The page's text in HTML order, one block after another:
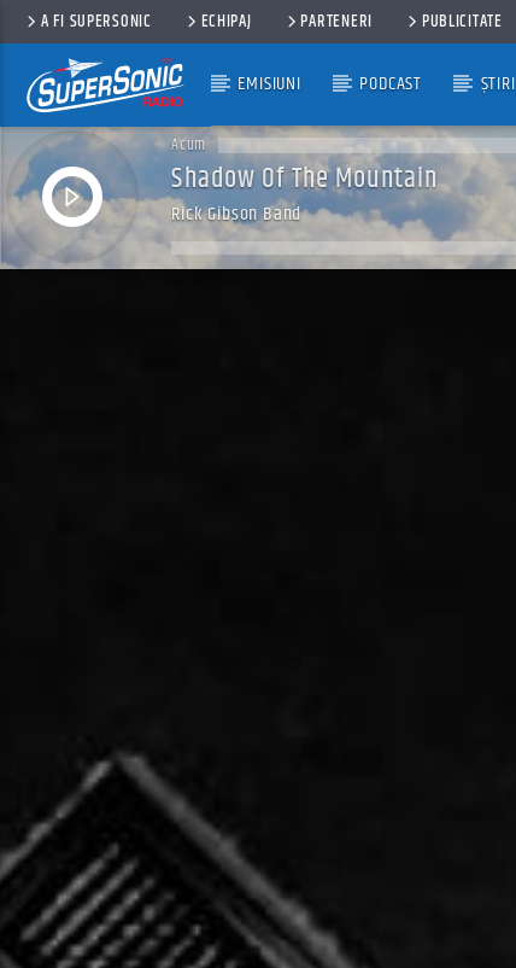
A FI SUPERSONIC ECHIPAJ PARTENERI PUBLICITATE
EMISIUNI PODCAST ȘTIRI
Acum
Shadow Of The Mountain
Rick Gibson Band